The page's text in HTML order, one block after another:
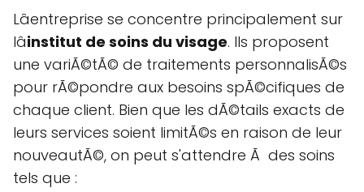
Lâentreprise se concentre principalement sur
lâinstitut de soins du visage. Ils proposent
une variÃ©tÃ© de traitements personnalisÃ©s
pour rÃ©pondre aux besoins spÃ©cifiques de
chaque client. Bien que les dÃ©tails exacts de
leurs services soient limitÃ©s en raison de leur
nouveautÃ©, on peut s'attendre Ã des soins
tels que :